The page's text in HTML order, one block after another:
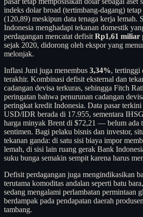
indeks dolar broad (tertimbang-dagang)
(120,89) meskipun data tenaga kerja lemah.
Indonesia menghadapi tekanan domestik
perdagangan mencatat defisit Rp1,61 miliar
sejak 2020, didorong oleh ekspor yang
melonjak.
Inflasi Juni juga menembus 3,34%, tertinggi
terakhir. Kombinasi defisit eksternal dan
cadangan devisa terkuras, sehingga Fitch
peringatan bahwa penurunan cadangan
peringkat kredit Indonesia. Data pasar
USD/IDR berada di 17.955, sementara
harga minyak Brent di $72,21 — belum ada
sentimen. Bagi pelaku bisnis dan investor,
tekanan ganda: di satu sisi biaya impor
lemah, di sisi lain ruang gerak Bank
suku bunga semakin sempit karena harus
Defisit perdagangan juga mengindikasikan
terutama komoditas andalan seperti batu
sedang mengalami perlambatan permintaan
berdampak pada pendapatan daerah
tambang.